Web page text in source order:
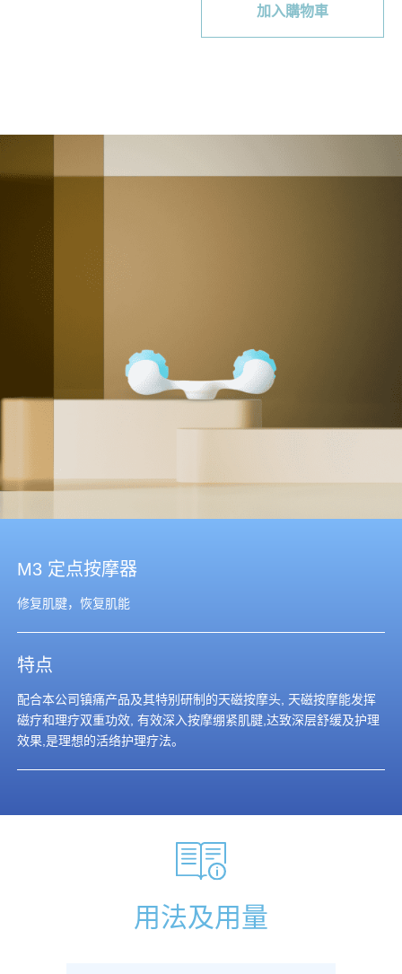
加入購物車
M3 定点按摩器
修复肌腱，恢复肌能
特点
配合本公司镇痛产品及其特别研制的天磁按摩头, 天磁按摩能发挥
磁疗和理疗双重功效, 有效深入按摩绷紧肌腱,达致深层舒缓及护理
效果,是理想的活络护理疗法。
用法及用量